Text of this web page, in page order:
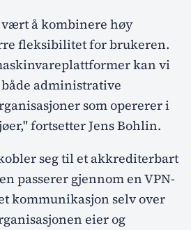
å kombinere høy
fleksibilitet for brukeren.
kan vi
administrative
som opererer i
fortsetter Jens Bohlin.
seg til et akkrediterbart
passerer gjennom en VPN-
kommunikasjon selv over
eier og